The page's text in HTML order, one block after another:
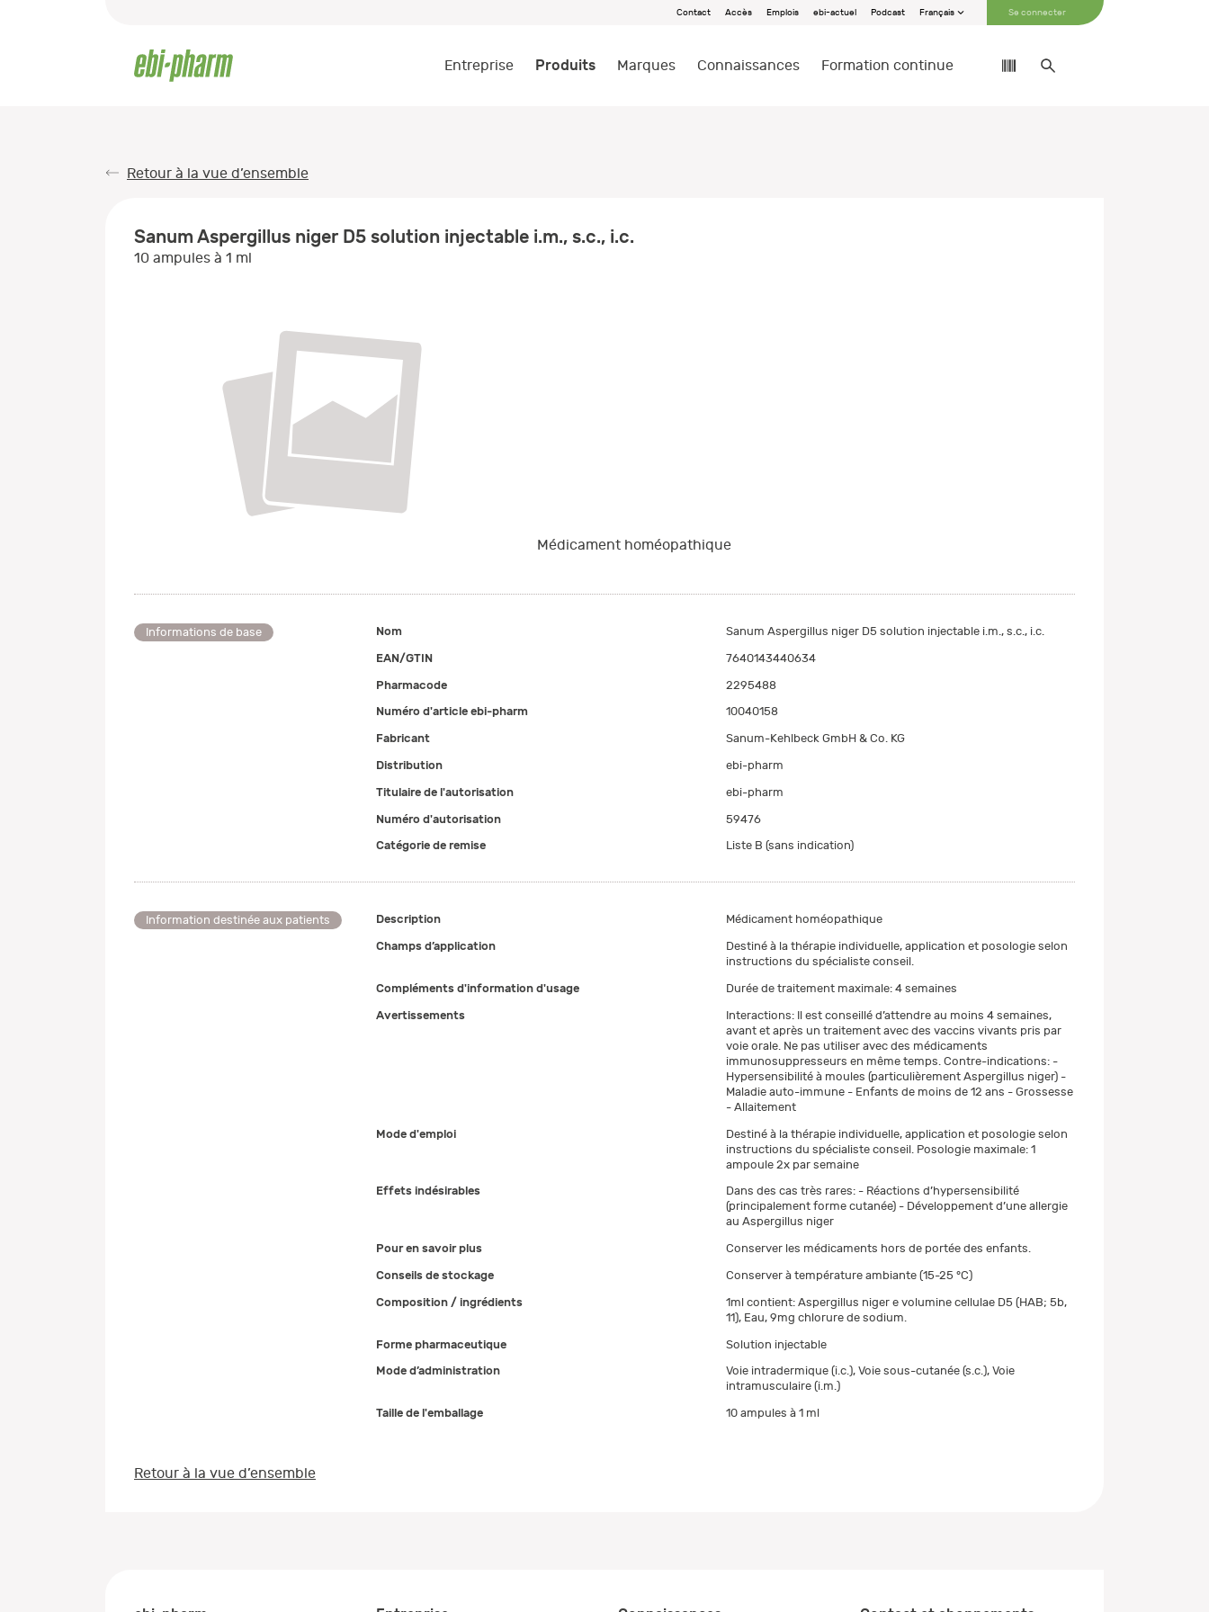
Contact Accès Emplois ebi-actuel Podcast Français Se connecter
Entreprise Produits Marques Connaissances Formation continue
Retour à la vue d’ensemble
Sanum Aspergillus niger D5 solution injectable i.m., s.c., i.c.
10 ampules à 1 ml
Médicament homéopathique
Informations de base Nom
Sanum Aspergillus niger D5 solution injectable i.m., s.c., i.c.
EAN/GTIN
7640143440634
Pharmacode
2295488
Numéro d'article ebi-pharm
10040158
Fabricant
Sanum-Kehlbeck GmbH & Co. KG
Distribution
ebi-pharm
Titulaire de l'autorisation
ebi-pharm
Numéro d'autorisation
59476
Catégorie de remise
Liste B (sans indication)
Information destinée aux patients Description
Médicament homéopathique
Champs d’application
Destiné à la thérapie individuelle, application et posologie selon
instructions du spécialiste conseil.
Compléments d'information d'usage
Durée de traitement maximale: 4 semaines
Avertissements
Interactions: Il est conseillé d’attendre au moins 4 semaines,
avant et après un traitement avec des vaccins vivants pris par
voie orale. Ne pas utiliser avec des médicaments
immunosuppresseurs en même temps. Contre-indications: -
Hypersensibilité à moules (particulièrement Aspergillus niger) -
Maladie auto-immune - Enfants de moins de 12 ans - Grossesse
- Allaitement
Mode d'emploi
Destiné à la thérapie individuelle, application et posologie selon
instructions du spécialiste conseil. Posologie maximale: 1
ampoule 2x par semaine
Effets indésirables
Dans des cas très rares: - Réactions d’hypersensibilité
(principalement forme cutanée) - Développement d’une allergie
au Aspergillus niger
Pour en savoir plus
Conserver les médicaments hors de portée des enfants.
Conseils de stockage
Conserver à température ambiante (15-25 °C)
Composition / ingrédients
1ml contient: Aspergillus niger e volumine cellulae D5 (HAB; 5b,
11), Eau, 9mg chlorure de sodium.
Forme pharmaceutique
Solution injectable
Mode d’administration
Voie intradermique (i.c.), Voie sous-cutanée (s.c.), Voie
intramusculaire (i.m.)
Taille de l'emballage
10 ampules à 1 ml
Retour à la vue d’ensemble